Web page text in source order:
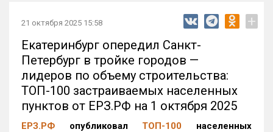
21 октября 2025 15:58 +
Екатеринбург опередил Санкт-
Петербург в тройке городов —
лидеров по объему строительства:
ТОП-100 застраиваемых населенных
пунктов от ЕРЗ.РФ на 1 октября 2025
ЕРЗ.РФ опубликовал ТОП-100 населенных